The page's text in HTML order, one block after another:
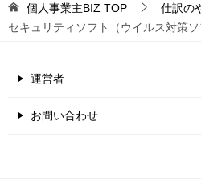
個人事業主BIZ TOP
仕訳の
セキュリティソフト（ウイルス対策
運営者
お問い合わせ